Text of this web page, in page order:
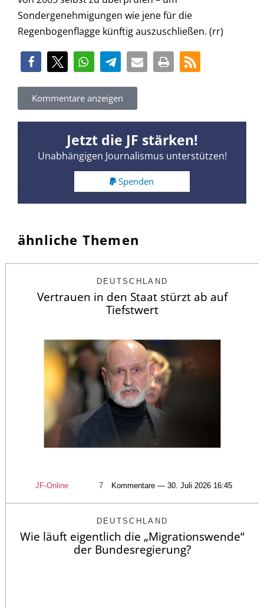
Sondergenehmigungen wie jene für die
Regenbogenflagge künftig auszuschließen. (rr)
Kommentare anzeigen
Jetzt die JF stärken!
Unabhängigen Journalismus unterstützen!
Spenden
ähnliche Themen
DEUTSCHLAND
Vertrauen in den Staat stürzt ab auf
Tiefstwert
JF-Online 7 Kommentare — 30. Juli 2026 16:45
DEUTSCHLAND
Wie läuft eigentlich die „Migrationswende“
der Bundesregierung?